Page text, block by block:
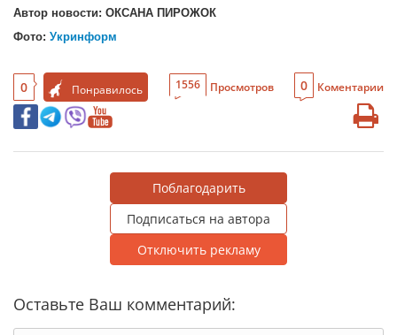
Автор новости: ОКСАНА ПИРОЖОК
Фото: Укринформ
0 Понравилось 1556 Просмотров 0 Коментарии
Поблагодарить
Подписаться на автора
Отключить рекламу
Оставьте Ваш комментарий: